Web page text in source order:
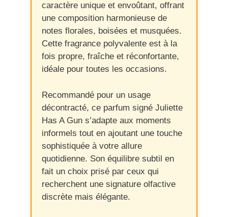
caractère unique et envoûtant, offrant
une composition harmonieuse de
notes florales, boisées et musquées.
Cette fragrance polyvalente est à la
fois propre, fraîche et réconfortante,
idéale pour toutes les occasions.
Recommandé pour un usage
décontracté, ce parfum signé Juliette
Has A Gun s’adapte aux moments
informels tout en ajoutant une touche
sophistiquée à votre allure
quotidienne. Son équilibre subtil en
fait un choix prisé par ceux qui
recherchent une signature olfactive
discrète mais élégante.